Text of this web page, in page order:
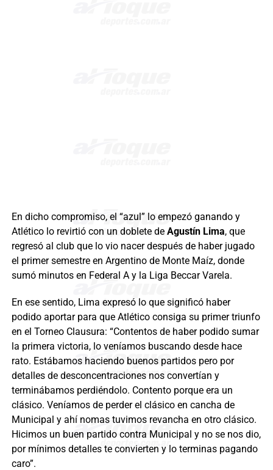
En dicho compromiso, el “azul” lo empezó ganando y
Atlético lo revirtió con un doblete de Agustín Lima, que
regresó al club que lo vio nacer después de haber jugado
el primer semestre en Argentino de Monte Maíz, donde
sumó minutos en Federal A y la Liga Beccar Varela.
En ese sentido, Lima expresó lo que significó haber
podido aportar para que Atlético consiga su primer triunfo
en el Torneo Clausura: “Contentos de haber podido sumar
la primera victoria, lo veníamos buscando desde hace
rato. Estábamos haciendo buenos partidos pero por
detalles de desconcentraciones nos convertían y
terminábamos perdiéndolo. Contento porque era un
clásico. Veníamos de perder el clásico en cancha de
Municipal y ahí nomas tuvimos revancha en otro clásico.
Hicimos un buen partido contra Municipal y no se nos dio,
por mínimos detalles te convierten y lo terminas pagando
caro”.